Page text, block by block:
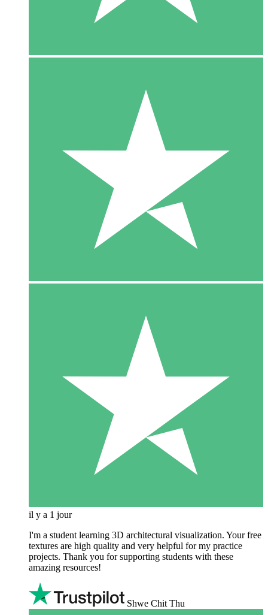
il y a 1 jour
I'm a student learning 3D architectural visualization. Your free
textures are high quality and very helpful for my practice
projects. Thank you for supporting students with these
amazing resources!
Shwe Chit Thu